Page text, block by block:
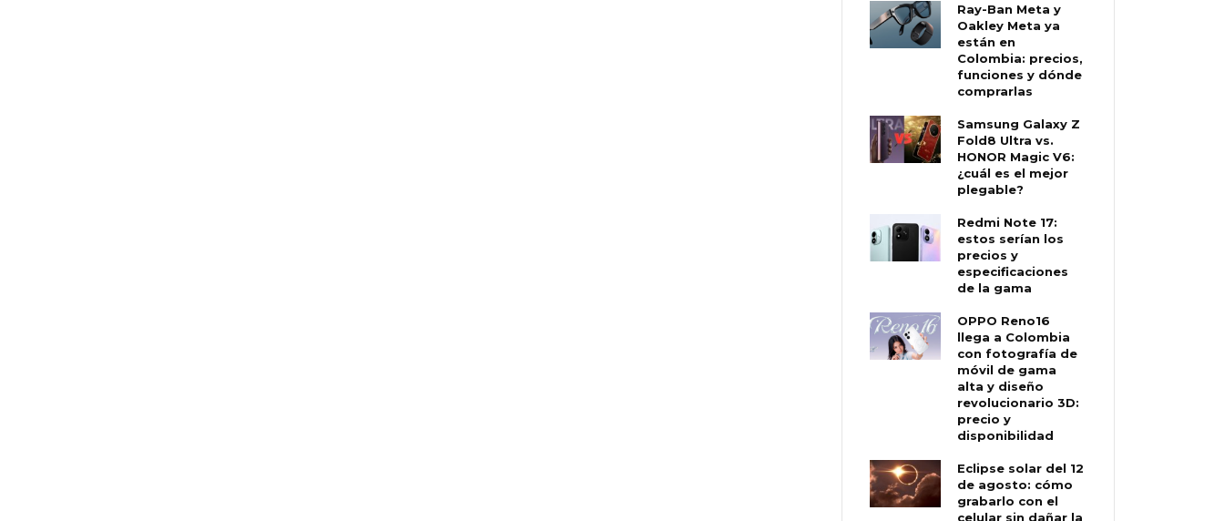
Ray-Ban Meta y
Oakley Meta ya
están en
Colombia: precios,
funciones y dónde
comprarlas
Samsung Galaxy Z
Fold8 Ultra vs.
HONOR Magic V6:
¿cuál es el mejor
plegable?
Redmi Note 17:
estos serían los
precios y
especificaciones
de la gama
OPPO Reno16
llega a Colombia
con fotografía de
móvil de gama
alta y diseño
revolucionario 3D:
precio y
disponibilidad
Eclipse solar del 12
de agosto: cómo
grabarlo con el
celular sin dañar la